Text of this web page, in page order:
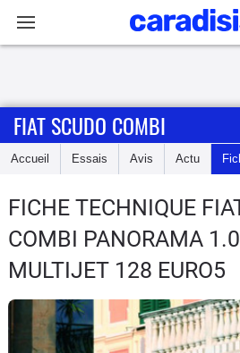
Accueil
Essais
Guide
d'achat
Electriques
FIAT SCUDO COMBI
Accueil Essais Avis Actu
FICHE TECHNIQUE
COMBI PANORAMA
MULTIJET 128 EURO5